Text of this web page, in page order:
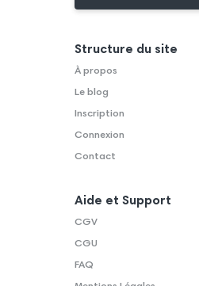
Structure du site
À propos
Le blog
Inscription
Connexion
Contact
Aide et Support
CGV
CGU
FAQ